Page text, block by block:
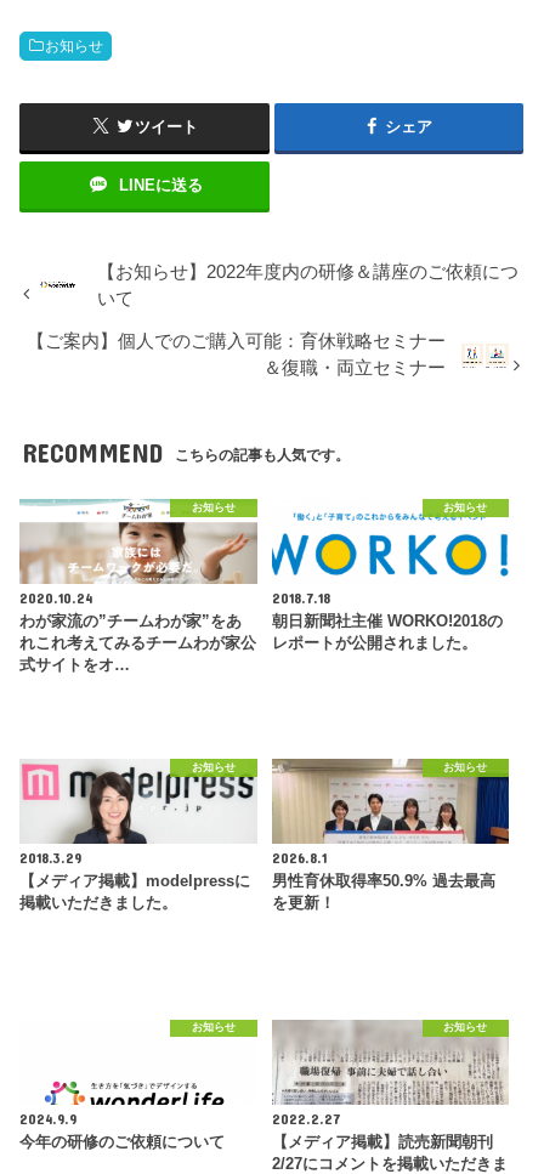
お知らせ
ツイート シェア
LINEに送る
【お知らせ】2022年度内の研修＆講座のご依頼につ
いて
【ご案内】個人でのご購入可能：育休戦略セミナー
＆復職・両立セミナー
RECOMMEND こちらの記事も人気です。
お知らせ
2020.10.24
わが家流の”チームわが家”をあ
れこれ考えてみるチームわが家公
式サイトをオ…
お知らせ
2018.7.18
朝日新聞社主催 WORKO!2018の
レポートが公開されました。
お知らせ
2018.3.29
【メディア掲載】modelpressに
掲載いただきました。
お知らせ
2026.8.1
男性育休取得率50.9% 過去最高
を更新！
お知らせ
2024.9.9
今年の研修のご依頼について
お知らせ
2022.2.27
【メディア掲載】読売新聞朝刊
2/27にコメントを掲載いただきま